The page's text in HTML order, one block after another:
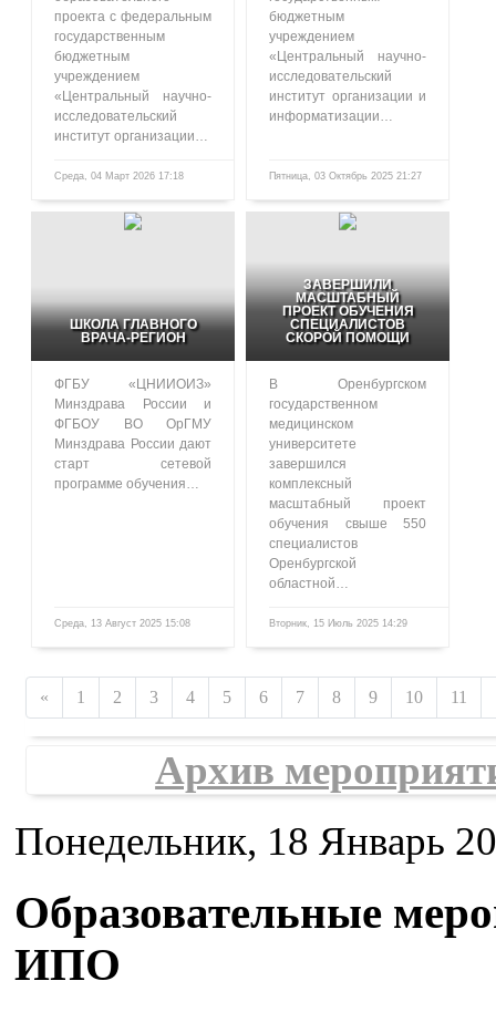
проекта с федеральным
государственным
бюджетным
учреждением
«Центральный научно-
исследовательский
институт организации…
Среда, 04 Март 2026 17:18
бюджетным
учреждением
«Центральный научно-
исследовательский
институт организации и
информатизации…
Пятница, 03 Октябрь 2025 21:27
ШКОЛА ГЛАВНОГО
ВРАЧА-РЕГИОН
ФГБУ «ЦНИИОИЗ»
Минздрава России и
ФГБОУ ВО ОрГМУ
Минздрава России дают
старт сетевой
программе обучения…
Среда, 13 Август 2025 15:08
ЗАВЕРШИЛИ
МАСШТАБНЫЙ
ПРОЕКТ ОБУЧЕНИЯ
СПЕЦИАЛИСТОВ
СКОРОЙ ПОМОЩИ
В Оренбургском
государственном
медицинском
университете
завершился
комплексный
масштабный проект
обучения свыше 550
специалистов
Оренбургской
областной…
Вторник, 15 Июль 2025 14:29
« 1 2 3 4 5 6 7 8 9 10 11
Архив
Понедельник, 18 Январь
Образовательные
ИПО